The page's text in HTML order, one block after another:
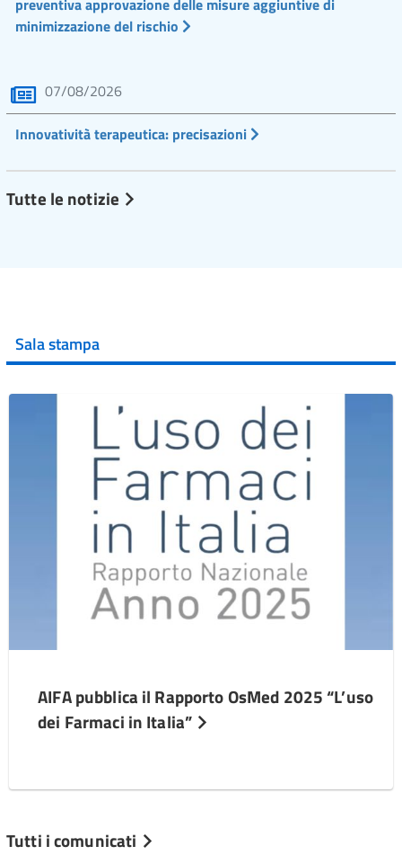
preventiva approvazione delle misure aggiuntive di
minimizzazione del rischio
07/08/2026
Innovatività terapeutica: precisazioni
Tutte le notizie
Sala stampa
AIFA pubblica il Rapporto OsMed 2025 “L’uso
dei Farmaci in Italia”
Tutti i comunicati